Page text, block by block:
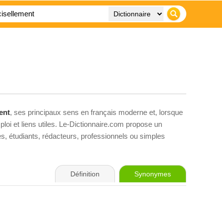
, ses principaux sens en français moderne et, lorsque
et liens utiles. Le-Dictionnaire.com propose un
étudiants, rédacteurs, professionnels ou simples
Définition Synonymes